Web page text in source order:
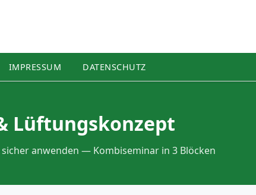
IMPRESSUM DATENSCHUTZ
Lüftungskonzept
sicher anwenden — Kombiseminar in 3 Blöcken